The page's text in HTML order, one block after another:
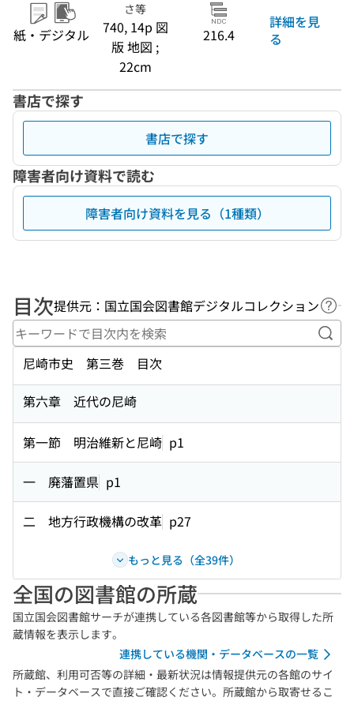
紙・デジタル
さ等
740, 14p 図
版 地図 ;
22cm
216.4
詳細を見
る
書店で探す
書店で探す
障害者向け資料で読む
障害者向け資料を見る（1種類）
目次提供元：国立国会図書館デジタルコレクション ヘ
キ
尼崎市史 第三巻 目次
第六章 近代の尼崎
第一節 明治維新と尼崎 p1
一 廃藩置県 p1
二 地方行政機構の改革 p27
もっと見る（全39件）
全国の図書館の所蔵
国立国会図書館サーチが連携している各図書館等から取得した所
蔵情報を表示します。
連携している機関・データベースの一覧
所蔵館、利用可否等の詳細・最新状況は情報提供元の各館のサイ
ト・データベースで直接ご確認ください。所蔵館から取寄せるこ